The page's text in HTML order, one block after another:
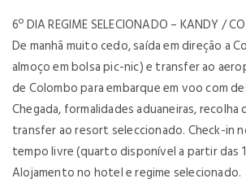
6º DIAREGIME SELECIONADO – KANDY /
De manhã muito cedo, saída em direção a
almoço em bolsa pic-nic) e transfer ao
de Colombo para embarque em voo com
Chegada, formalidades aduaneiras, recolha
transfer ao resort seleccionado. Check-in
tempo livre (quarto disponível a partir das
Alojamento no hotel e regime selecionado.